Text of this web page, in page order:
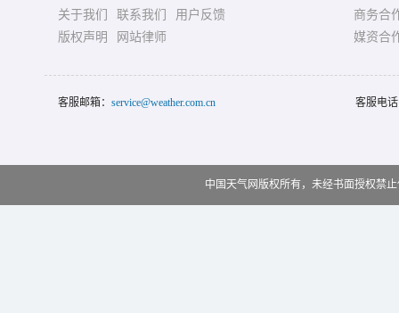
关于我们 联系我们
用户反馈
版权声明
网站律师
商务合
媒资合
客服邮箱： service@weather.com.cn 客服电
中国天气网版权所有，未经书面授权